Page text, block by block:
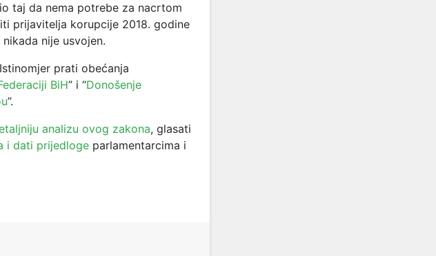
taj da nema potrebe za nacrtom
prijavitelja korupcije 2018. godine
nije usvojen.
prati obećanja
BiH” i “Donošenje
”.
analizu ovog zakona, glasati
i dati prijedloge parlamentarcima i